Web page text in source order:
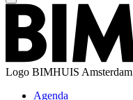
Logo BIMHUIS Amsterdam
Agenda